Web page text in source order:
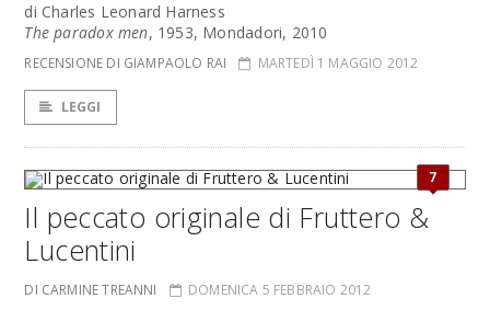
di Charles Leonard Harness
The paradox men, 1953, Mondadori, 2010
RECENSIONE DI GIAMPAOLO RAI MARTEDÌ 1 MAGGIO 2012
LEGGI
7
Il peccato originale di Fruttero &
Lucentini
DI CARMINE TREANNI DOMENICA 5 FEBBRAIO 2012